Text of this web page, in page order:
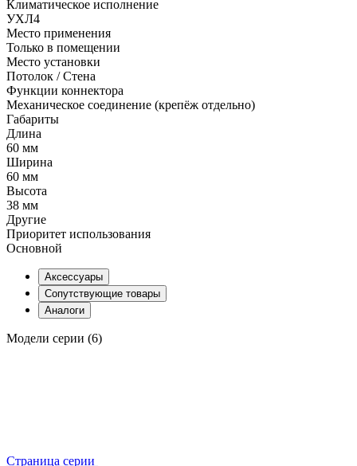
Климатическое исполнение
УХЛ4
Место применения
Только в помещении
Место установки
Потолок / Cтена
Функции коннектора
Механическое соединение (крепёж отдельно)
Габариты
Длина
60 мм
Ширина
60 мм
Высота
38 мм
Другие
Приоритет использования
Основной
Аксессуары
Сопутствующие товары
Аналоги
Модели серии (6)
Страница серии